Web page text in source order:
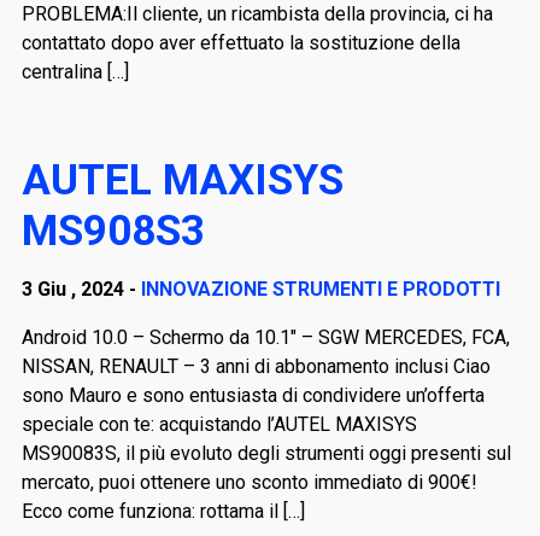
PROBLEMA:Il cliente, un ricambista della provincia, ci ha
contattato dopo aver effettuato la sostituzione della
centralina […]
AUTEL MAXISYS
MS908S3
3 Giu , 2024 - INNOVAZIONE STRUMENTI E PRODOTTI
Android 10.0 – Schermo da 10.1″ – SGW MERCEDES, FCA,
NISSAN, RENAULT – 3 anni di abbonamento inclusi Ciao
sono Mauro e sono entusiasta di condividere un’offerta
speciale con te: acquistando l’AUTEL MAXISYS
MS90083S, il più evoluto degli strumenti oggi presenti sul
mercato, puoi ottenere uno sconto immediato di 900€!
Ecco come funziona: rottama il […]